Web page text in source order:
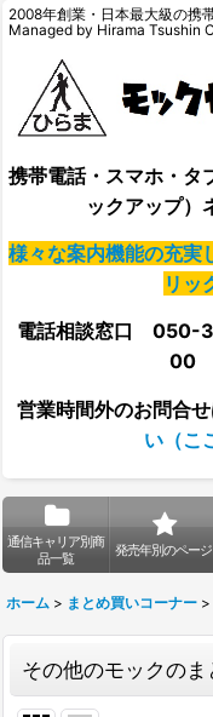
2008年創業・日本最大級の携
Managed by Hirama Tsushin
携帯電話・スマホ・タ
ックアップ）
様々な案内機能の充実
リッ
電話相談窓口 050-
00
営業時間外のお問合
い（こ
通信キャリア別商
品一覧
発売年別のページ
ホーム > まとめ買いコーナー >
その他のモックのま